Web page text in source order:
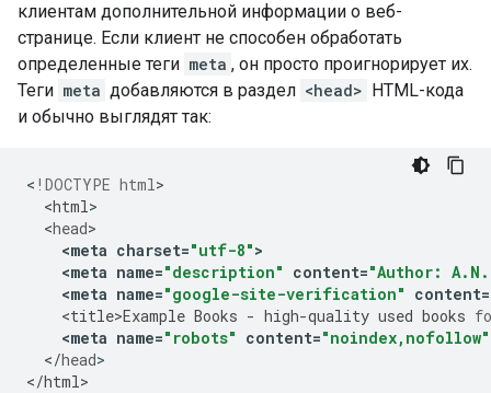
клиентам дополнительной информации о веб-
странице. Если клиент не способен обработать
определенные теги meta , он просто проигнорирует их.
Теги meta добавляются в раздел <head> HTML-кода
и обычно выглядят так:
< !DOCTYPE html
<html
<head
<meta charset="utf-8">
<meta name="description" content="Author:
<meta name="google-site-verification" content=
<title>Example Books - high-quality used books
<meta name="robots" content="noindex,nofollow"
</head>
</html>